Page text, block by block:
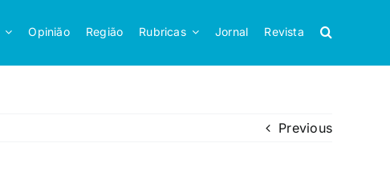
Opinião Região Rubricas Jornal Revista
Previous